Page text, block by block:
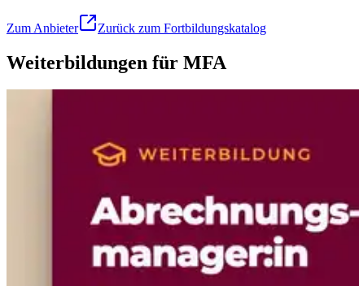
Zum Anbieter Zurück zum Fortbildungskatalog
Weiterbildungen für MFA